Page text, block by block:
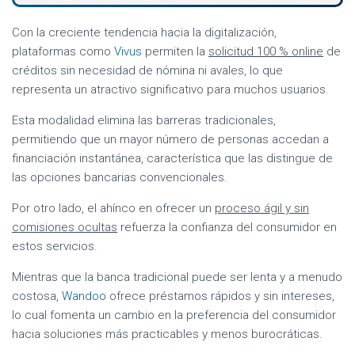
Con la creciente tendencia hacia la digitalización,
plataformas como Vivus permiten la solicitud 100 % online de
créditos sin necesidad de nómina ni avales, lo que
representa un atractivo significativo para muchos usuarios.
Esta modalidad elimina las barreras tradicionales,
permitiendo que un mayor número de personas accedan a
financiación instantánea, característica que las distingue de
las opciones bancarias convencionales.
Por otro lado, el ahínco en ofrecer un proceso ágil y sin
comisiones ocultas refuerza la confianza del consumidor en
estos servicios.
Mientras que la banca tradicional puede ser lenta y a menudo
costosa, Wandoo ofrece préstamos rápidos y sin intereses,
lo cual fomenta un cambio en la preferencia del consumidor
hacia soluciones más practicables y menos burocráticas.